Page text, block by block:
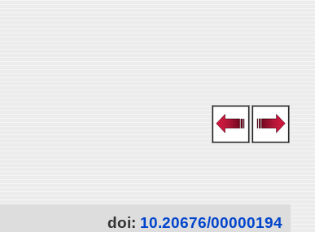
doi: 10.20676/00000194